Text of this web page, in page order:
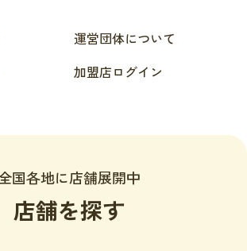
運営団体について
加盟店ログイン
国各地に店舗展開中
店舗を探す